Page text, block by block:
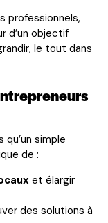
professionnels,
d’un objectif
le tout dans
simple
de :
et élargir
des solutions à